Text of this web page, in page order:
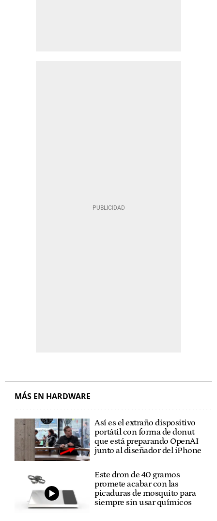
MÁS EN HARDWARE
Así es el extraño dispositivo
portátil con forma de donut
que está preparando OpenAI
junto al diseñador del iPhone
Este dron de 40 gramos
promete acabar con las
picaduras de mosquito para
siempre sin usar químicos